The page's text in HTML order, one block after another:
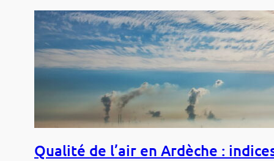
Qualité de l’air en Ardèche :